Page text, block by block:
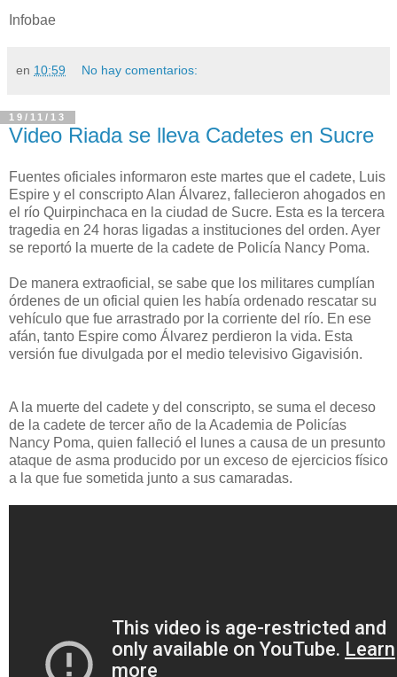
Infobae
en 10:59 No hay comentarios:
19/11/13
Video Riada se lleva Cadetes en Sucre
Fuentes oficiales informaron este martes que el cadete, Luis
Espire y el conscripto Alan Álvarez, fallecieron ahogados en
el río Quirpinchaca en la ciudad de Sucre. Esta es la tercera
tragedia en 24 horas ligadas a instituciones del orden. Ayer
se reportó la muerte de la cadete de Policía Nancy Poma.
De manera extraoficial, se sabe que los militares cumplían
órdenes de un oficial quien les había ordenado rescatar su
vehículo que fue arrastrado por la corriente del río. En ese
afán, tanto Espire como Álvarez perdieron la vida. Esta
versión fue divulgada por el medio televisivo Gigavisión.
A la muerte del cadete y del conscripto, se suma el deceso
de la cadete de tercer año de la Academia de Policías
Nancy Poma, quien falleció el lunes a causa de un presunto
ataque de asma producido por un exceso de ejercicios físico
a la que fue sometida junto a sus camaradas.